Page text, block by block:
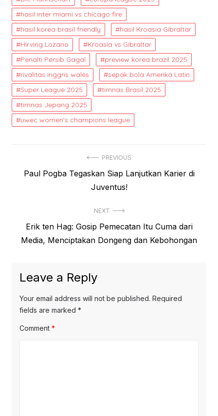
hasil inter miami vs chicago fire
hasil korea brasil friendly
hasil Kroasia Gibraltar
Hirving Lozano
Kroasia vs Gibraltar
Penalti Persib Gagal
preview korea brazil 2025
rivalitas inggris wales
sepak bola Amerika Latin
Super League 2025
timnas Brasil 2025
timnas Jepang 2025
uwec women’s champions league
navigation
PREVIOUS
Previous
Paul Pogba Tegaskan Siap Lanjutkan Karier di
Juventus!
NEXT
Next
post:
Erik ten Hag: Gosip Pemecatan Itu Cuma dari
Media, Menciptakan Dongeng dan Kebohongan
Leave a Reply
Your email address will not be published. Required
fields are marked *
Comment *